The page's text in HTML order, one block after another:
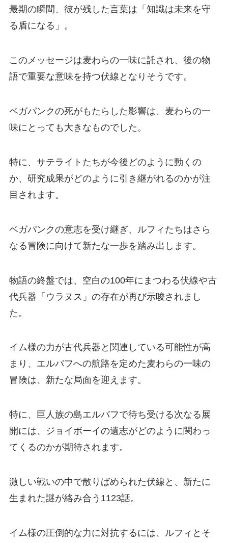
最期の瞬間、彼が残した言葉は「知識は未来を守
る盾になる」。
このメッセージは麦わらの一味に託され、後の物
語で重要な意味を持つ伏線となりそうです。
ベガパンクの死がもたらした影響は、麦わらの一
味にとっても大きなものでした。
特に、サテライトたちが今後どのように動くの
か、研究成果がどのように引き継がれるのかが注
目されます。
ベガパンクの意志を受け継ぎ、ルフィたちはさら
なる冒険に向けて新たな一歩を踏み出します。
物語の終盤では、空白の100年にまつわる伏線や古
代兵器「ウラヌス」の存在が再び示唆されまし
た。
イム様の力が古代兵器と関連している可能性が高
まり、エルバフへの航路を定めた麦わらの一味の
冒険は、新たな局面を迎えます。
特に、巨人族の島エルバフで待ち受ける次なる展
開には、ジョイボーイの遺志がどのように関わっ
てくるのかが期待されます。
激しい戦いの中で散りばめられた伏線と、新たに
生まれた謎が絡み合う1123話。
イム様の圧倒的な力に対抗するには、ルフィとそ